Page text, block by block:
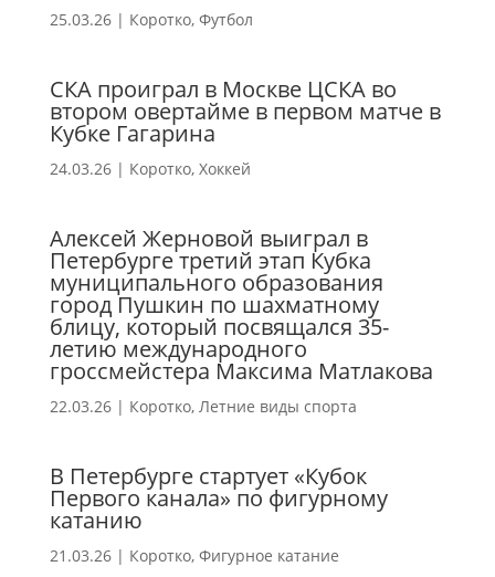
25.03.26| Коротко, Футбол
СКА проиграл в Москве ЦСКА во
втором овертайме в первом матче в
Кубке Гагарина
24.03.26| Коротко, Хоккей
Алексей Жерновой выиграл в
Петербурге третий этап Кубка
муниципального образования
город Пушкин по шахматному
блицу, который посвящался 35-
летию международного
гроссмейстера Максима Матлакова
22.03.26| Коротко, Летние виды спорта
В Петербурге стартует «Кубок
Первого канала» по фигурному
катанию
21.03.26| Коротко, Фигурное катание